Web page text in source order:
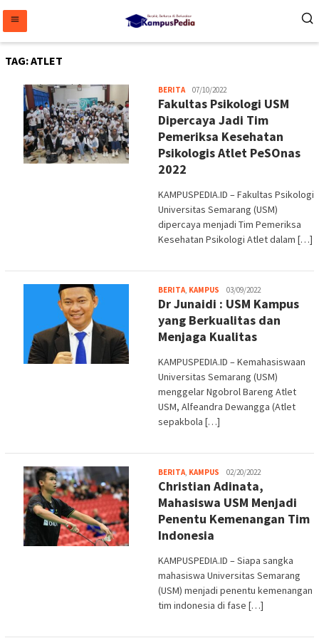
konten
TAG:ATLET
BERITAMelani
07/10/2022
Fakultas Psikologi USM
Dipercaya Jadi Tim
Pemeriksa Kesehatan
Psikologis Atlet PeSOnas
2022
KAMPUSPEDIA.ID – Fakultas Psikologi
Universitas Semarang (USM)
dipercaya menjadi Tim Pemeriksa
Kesehatan Psikologi Atlet dalam […]
BERITA, KAMPUS Melani
03/09/2022
Dr Junaidi : USM Kampus
yang Berkualitas dan
Menjaga Kualitas
KAMPUSPEDIA.ID – Kemahasiswaan
Universitas Semarang (USM)
menggelar Ngobrol Bareng Atlet
USM, Alfeandra Dewangga (Atlet
sepakbola […]
BERITA, KAMPUS admin
02/20/2022
Christian Adinata,
Mahasiswa USM Menjadi
Penentu Kemenangan Tim
Indonesia
KAMPUSPEDIA.ID – Siapa sangka
mahasiswa Universitas Semarang
(USM) menjadi penentu kemenangan
tim indonesia di fase […]